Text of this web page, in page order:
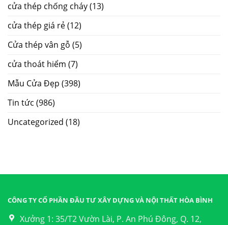
cửa thép chống cháy(13)
cửa thép giá rẻ(12)
Cửa thép vân gỗ (5)
cửa thoát hiểm (7)
Mẫu Cửa Đẹp (398)
Tin tức (986)
Uncategorized (18)
CÔNG TY CỔ PHẦN ĐẦU TƯ XÂY DỰNG VÀ NỘI THẤT HÒA BÌNH
Xưởng 1: 35/T2 Vườn Lài, P. An Phú Đông, Q. 12,